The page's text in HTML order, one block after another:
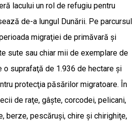
lacului un rol de refugiu pentru
de-a lungul Dunării. Pe parcursul
migraţiei de primăvară şi
sute sau chiar mii de exemplare de
o suprafaţă de 1.936 de hectare şi
protecţia păsărilor migratoare. În
de raţe, gâşte, corcodei, pelicani,
berze, pescăruşi, chire şi chirighiţe,